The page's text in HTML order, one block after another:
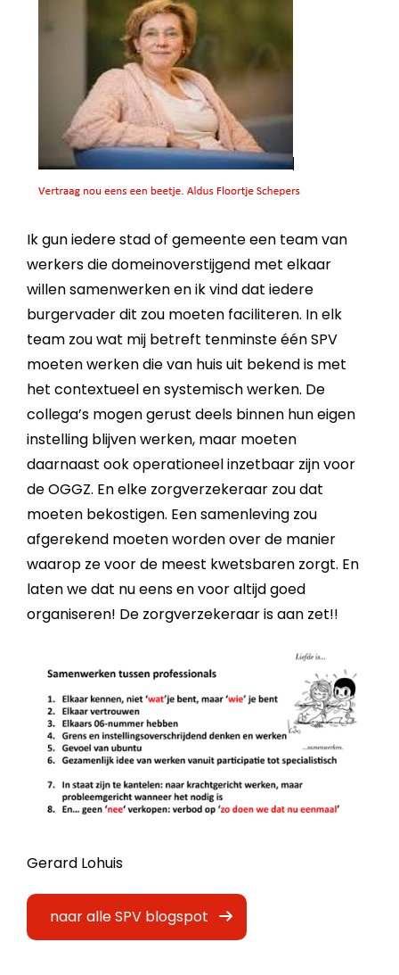
Ik gun iedere stad of gemeente een team van
werkers die domeinoverstijgend met elkaar
willen samenwerken en ik vind dat iedere
burgervader dit zou moeten faciliteren. In elk
team zou wat mij betreft tenminste één SPV
moeten werken die van huis uit bekend is met
het contextueel en systemisch werken. De
collega’s mogen gerust deels binnen hun eigen
instelling blijven werken, maar moeten
daarnaast ook operationeel inzetbaar zijn voor
de OGGZ. En elke zorgverzekeraar zou dat
moeten bekostigen. Een samenleving zou
afgerekend moeten worden over de manier
waarop ze voor de meest kwetsbaren zorgt. En
laten we dat nu eens en voor altijd goed
organiseren! De zorgverzekeraar is aan zet!!
Gerard Lohuis
naar alle SPV blogspot